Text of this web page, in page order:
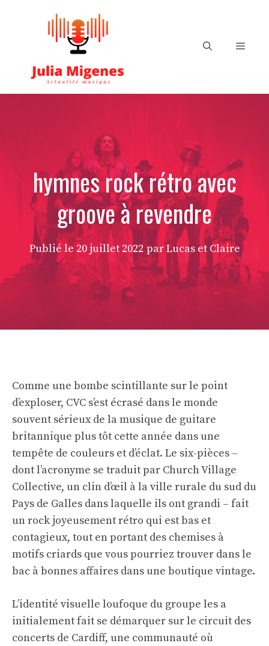
Menu
hymnes rock rétro avec
groove à revendre
Publié le20 juillet 2022 par Lucas et Claire
Comme une bombe scintillante sur le point
d’exploser, CVC s’est écrasé dans le monde
souvent sérieux de la musique de guitare
britannique plus tôt cette année dans une
tempête de couleurs et d’éclat. Le six-pièces –
dont l’acronyme se traduit par Church Village
Collective, un clin d’œil à la ville rurale du sud du
Pays de Galles dans laquelle ils ont grandi – fait
un rock joyeusement rétro qui est bas et
contagieux, tout en portant des chemises à
motifs criards que vous pourriez trouver dans le
bac à bonnes affaires dans une boutique vintage.
L’identité visuelle loufoque du groupe les a
initialement fait se démarquer sur le circuit des
concerts de Cardiff, une communauté où